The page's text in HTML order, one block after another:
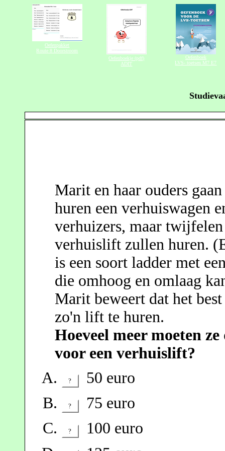
Marit en haar ouders
huren een verhuiswagen
verhuizers, maar
verhuislift zullen huren.
is een soort ladder met
die omhoog en omlaag
Marit beweert dat het
zo'n lift te huren.
Hoeveel meer moeten
voor een verhuislift?
? 50 euro
? 75 euro
? 100 euro